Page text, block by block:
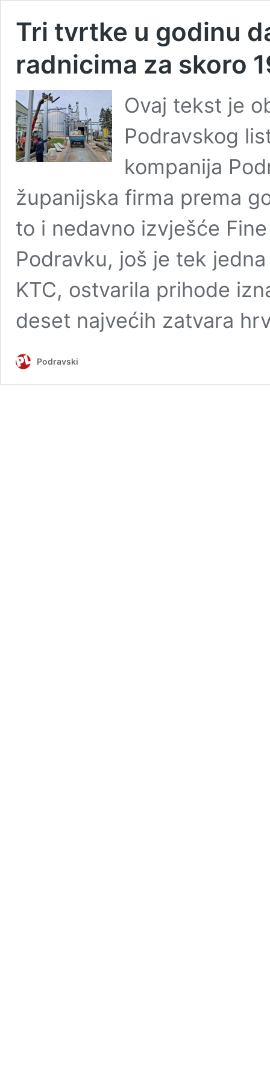
Tri tvrtke u godinu
radnicima za skoro
Ovaj tekst je
Podravskog
kompanija
županijska firma prema
to i nedavno izvješće
Podravku, još je tek
KTC, ostvarila prihode
deset najvećih zatvara
Podravski